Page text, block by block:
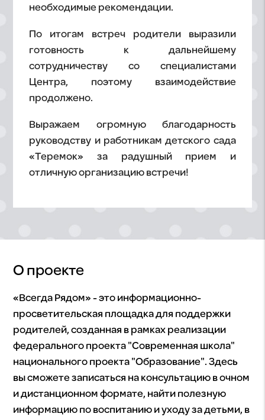
необходимые рекомендации.
По итогам встреч родители выразили
готовность к дальнейшему
сотрудничеству со специалистами
Центра, поэтому взаимодействие
продолжено.
Выражаем огромную благодарность
руководству и работникам детского сада
«Теремок» за радушный прием и
отличную организацию встречи!
О проекте
«Всегда Рядом» - это информационно-
просветительская площадка для поддержки
родителей, созданная в рамках реализации
федерального проекта "Современная школа"
национального проекта "Образование". Здесь
вы сможете записаться на консультацию в очном
и дистанционном формате, найти полезную
информацию по воспитанию и уходу за детьми, в